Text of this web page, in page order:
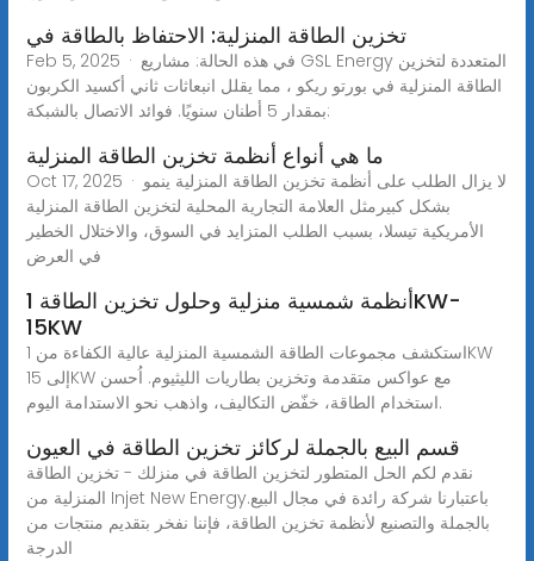
تخزين الطاقة المنزلية: الاحتفاظ بالطاقة في
Feb 5, 2025 · في هذه الحالة: مشاريع GSL Energy المتعددة لتخزين
الطاقة المنزلية في بورتو ريكو ، مما يقلل انبعاثات ثاني أكسيد الكربون
بمقدار 5 أطنان سنويًا. فوائد الاتصال بالشبكة:
ما هي أنواع أنظمة تخزين الطاقة المنزلية
Oct 17, 2025 · لا يزال الطلب على أنظمة تخزين الطاقة المنزلية ينمو
بشكل كبيرمثل العلامة التجارية المحلية لتخزين الطاقة المنزلية
الأمريكية تيسلا، بسبب الطلب المتزايد في السوق، والاختلال الخطير
في العرض
أنظمة شمسية منزلية وحلول تخزين الطاقة 1KW-
15KW
استكشف مجموعات الطاقة الشمسية المنزلية عالية الكفاءة من 1KW
إلى 15KW مع عواكس متقدمة وتخزين بطاريات الليثيوم. اُحسن
استخدام الطاقة، خفّض التكاليف، واذهب نحو الاستدامة اليوم.
قسم البيع بالجملة لركائز تخزين الطاقة في العيون
نقدم لكم الحل المتطور لتخزين الطاقة في منزلك - تخزين الطاقة
المنزلية من Injet New Energy.باعتبارنا شركة رائدة في مجال البيع
بالجملة والتصنيع لأنظمة تخزين الطاقة، فإننا نفخر بتقديم منتجات من
الدرجة